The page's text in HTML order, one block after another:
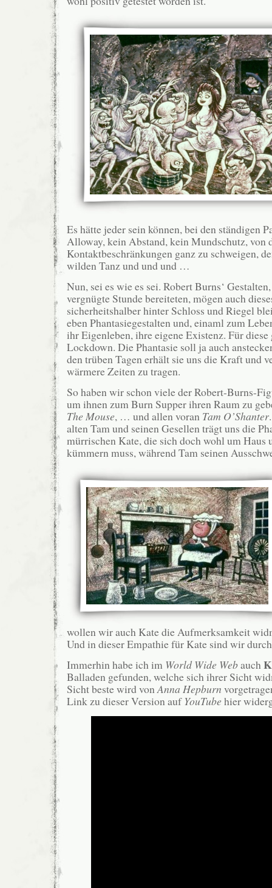
Es hätte jeder sein können, bei den ständigen
Alloway, kein Abstand, kein Mundschutz, von
Kontaktbeschränkungen ganz zu schweigen,
wilden Tanz und und und …
Nun, sei es wie es sei. Robert Burns‘
vergnügte Stunde bereiteten, mögen auch
sicherheitshalber hinter Schloss und Riegel
eben Phantasiegestalten und, einaml zum
ihr Eigenleben, ihre eigene Existenz. Für diese
Lockdown. Die Phantasie soll ja auch
den trüben Tagen erhält sie uns die Kraft und
wärmere Zeiten zu tragen.
So haben wir schon viele der Robert-Burns-
um ihnen zum Burn Supper ihren Raum zu
The Mouse, … und allen voran Tam O’Shanter
alten Tam und seinen Gesellen trägt uns die
mürrischen Kate, die sich doch wohl um Haus
kümmern muss, während Tam seinen
wollen wir auch Kate die Aufmerksamkeit
Und in dieser Empathie für Kate sind wir
Immerhin habe ich im World Wide Webauch
Balladen gefunden, welche sich ihrer Sicht
Sicht beste wird vonAnna Hepburn
Link zu dieser Version aufYouTube hier